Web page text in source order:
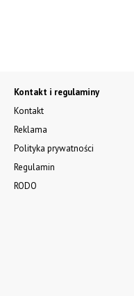
Kontakt i regulaminy
Kontakt
Reklama
Polityka prywatności
Regulamin
RODO